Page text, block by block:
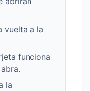
vuelta a la
funciona
la